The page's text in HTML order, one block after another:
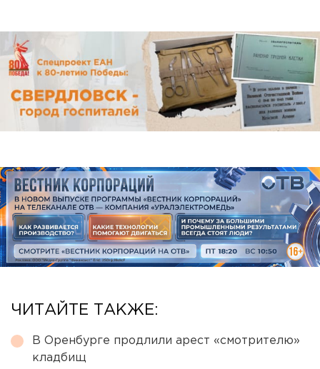
ЧИТАЙТЕ ТАКЖЕ:
В Оренбурге продлили арест «смотрителю»
кладбищ